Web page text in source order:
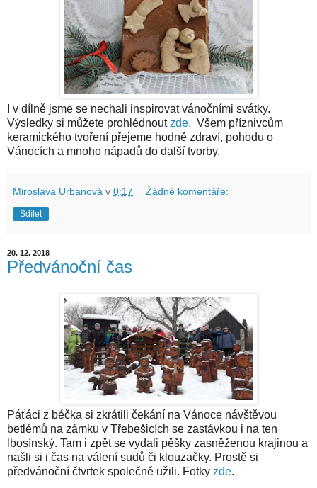
I v dílně jsme se nechali inspirovat vánočními svátky.
Výsledky si můžete prohlédnoutzde. Všem příznivcům
keramického tvoření přejeme hodně zdraví, pohodu o
Vánocích a mnoho nápadů do další tvorby.
Miroslava Urbanová v 0:17 Žádné komentáře:
Sdílet
20. 12. 2018
Předvánoční čas
Páťáci z béčka si zkrátili čekání na Vánoce návštěvou
betlémů na zámku v Třebešicích se zastávkou i na ten
lbosínský. Tam i zpět se vydali pěšky zasněženou krajinou a
našli si i čas na válení sudů či klouzačky. Prostě si
předvánoční čtvrtek společně užili. Fotky zde.